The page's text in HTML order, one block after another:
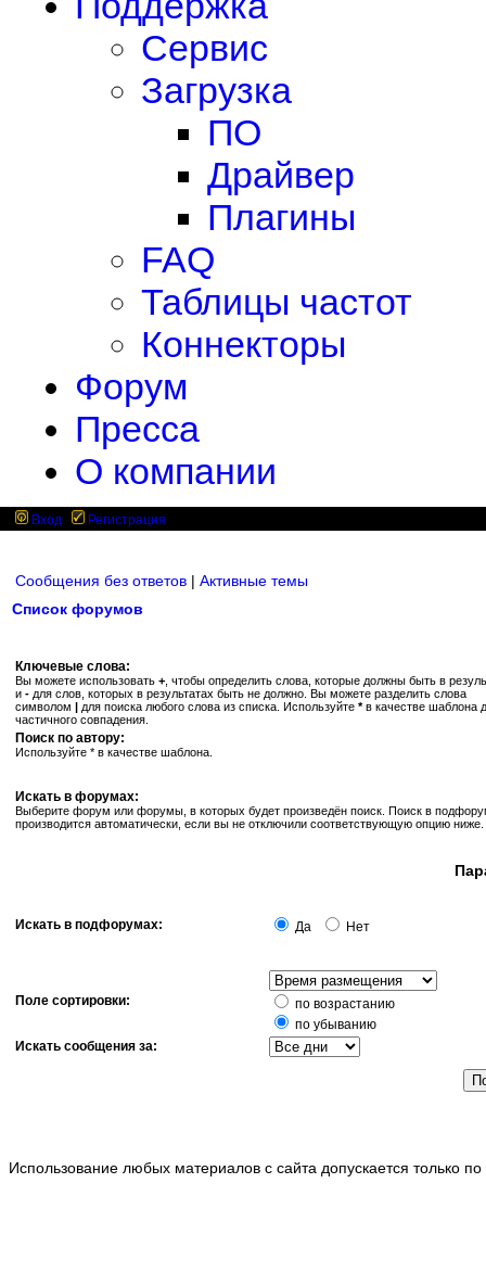
Сервис
Загрузка
ПО
Драйвер
Плагины
FAQ
Таблицы частот
Коннекторы
Форум
Пресса
О компании
Вход Регистрация
Сообщения без ответов | Активные темы
Список форумов
Ключевые слова:
Вы можете использовать + , чтобы определить слова, которые должны быть в
и - для слов, которых в результатах быть не должно. Вы можете разделить слова
символом | для поиска любого слова из списка. Используйте *в качестве шаблона
частичного совпадения.
Поиск по автору:
Используйте * в качестве шаблона.
Искать в форумах:
Выберите форум или форумы, в которых будет произведён поиск. Поиск в
производится автоматически, если вы не отключили соответствующую опцию ниже.
Искать в подфорумах: Да Нет
Поле сортировки:
по возрастанию
по убыванию
Искать сообщения за:
Использование любых материалов с сайта допускается только